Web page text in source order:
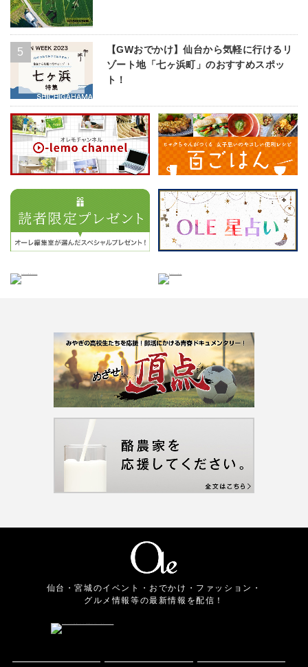
【GWおでかけ】仙台から気軽に行けるリ
ゾート地「七ヶ浜町」のおすすめスポッ
ト！
仙台・宮城のイベント・おでかけ・ファッション・
グルメ情報等の最新情報を配信！